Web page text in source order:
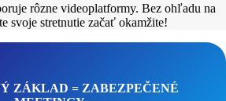
rôzne videoplatformy. Bez ohľadu na
svoje stretnutie začať okamžite!
ZÁKLAD = ZABEZPEČENÉ